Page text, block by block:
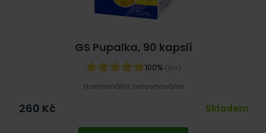
GS Pupalka, 90 kapslí
100% (10×)
Hormonální nerovnováha
260 Kč Skladem